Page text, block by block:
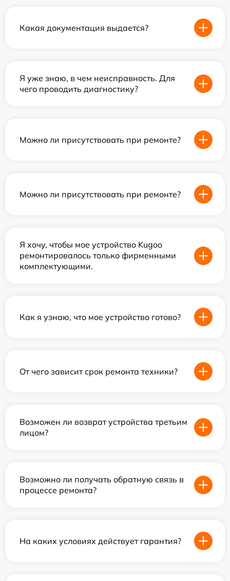
Какая документация выдается?
Я уже знаю, в чем неисправность. Для
чего проводить диагностику?
Можно ли присутствовать при ремонте?
Можно ли присутствовать при ремонте?
Я хочу, чтобы мое устройство Kugoo
ремонтировалось только фирменными
комплектующими.
Как я узнаю, что мое устройство готово?
От чего зависит срок ремонта техники?
Возможен ли возврат устройства третьим
лицом?
Возможно ли получать обратную связь в
процессе ремонта?
На каких условиях действует гарантия?